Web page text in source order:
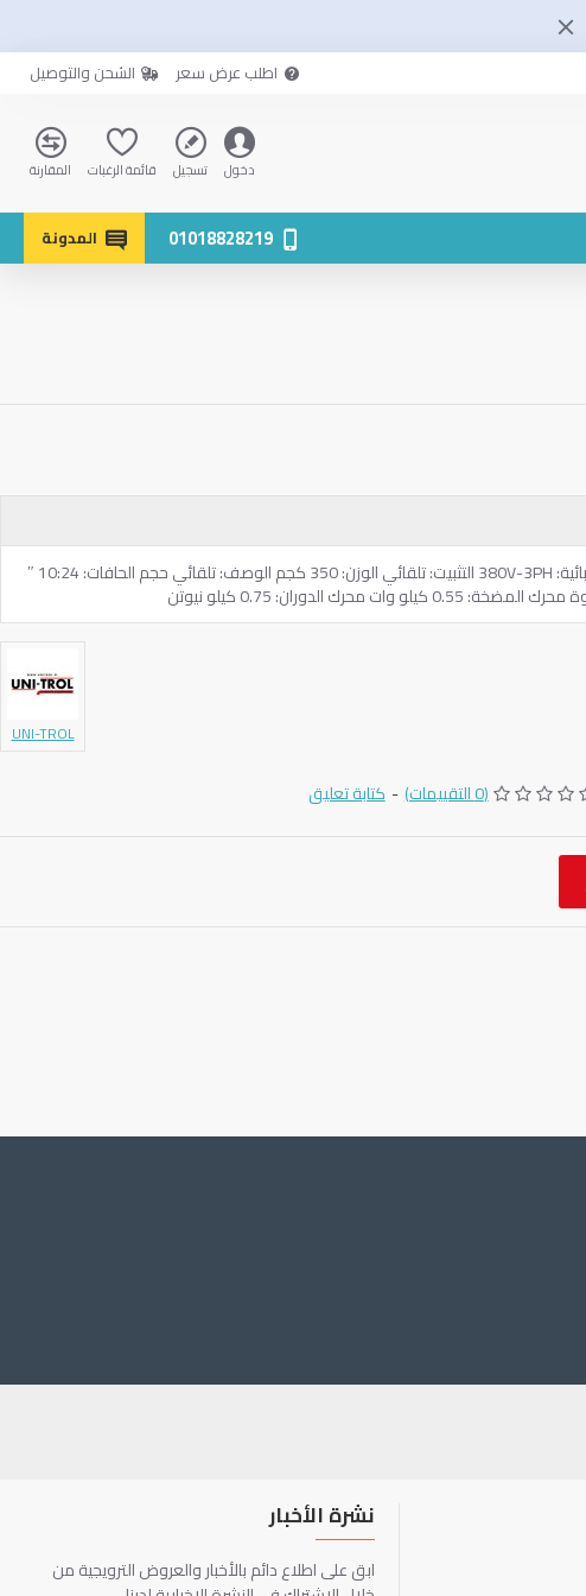
اطلب عرض سعر الشحن والتوصيل
دخول تسجيل قائمة الرغبات المقارنة
01018828219
المدونة
بلد المنشأ: بولندي الطاقة الكهربائية: 380V-3PH التثبيت: تلقائي الوزن: 350 كجم الوصف: تلقائي حجم الحافات: 10:24 ″
UNI-TROL
(0 التقييمات) - كتابة تعليق
نشرة الأخبار
ابق على اطلاع دائم بالأخبار والعروض الترويجية من